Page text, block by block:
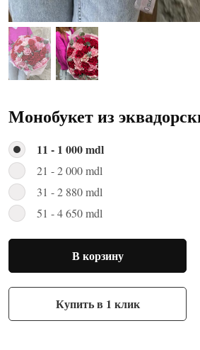
Монобукет из
11 - 1 000 mdl
21 - 2 000 mdl
31 - 2 880 mdl
51 - 4 650 mdl
В корзину
Купить в 1 клик